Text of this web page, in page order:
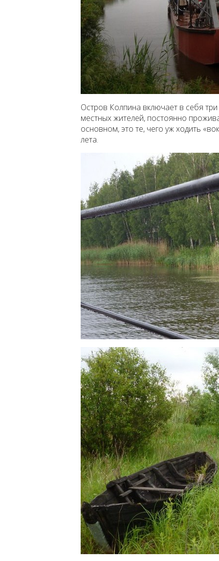
Остров Колпина включает в себя
местных жителей, постоянно
основном, это те, чего уж ходить
лета.